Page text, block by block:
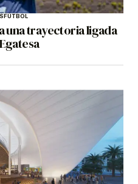
FÚTBOL
una trayectoria ligada